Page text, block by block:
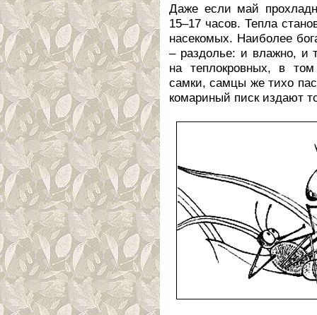
Даже если май
15–17 часов. Тепла
насекомых. Наиболее
– раздолье: и влажно, и
на теплокровных, в
самки, самцы же тихо
комариный писк издают